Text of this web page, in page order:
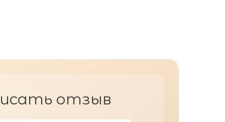
отзыв